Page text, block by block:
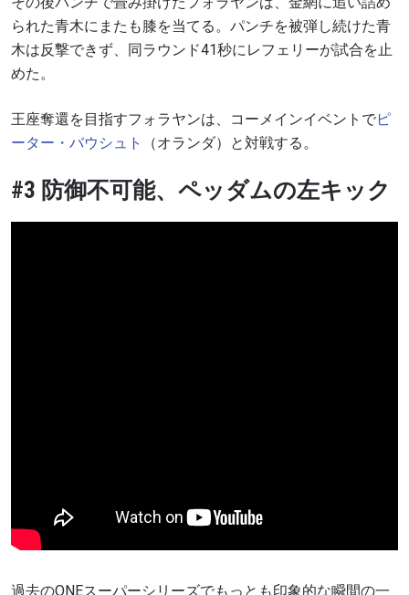
られた青木にまたも膝を当てる。パンチを被弾し続けた青
木は反撃できず、同ラウンド41秒にレフェリーが試合を止
めた。
王座奪還を目指すフォラヤンは、 コーメインイベント でピ
ーター・バウシュト
（オランダ）と対戦する。
#3 防御不可能、ペッダムの左キック
過去のONEスーパーシリーズでもっとも印象的な瞬間の一